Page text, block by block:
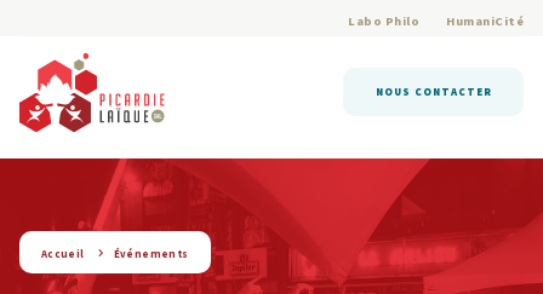
Labo Philo HumaniCité
NOUS CONTACTER
string(9) « evenement »
Accueil Événements